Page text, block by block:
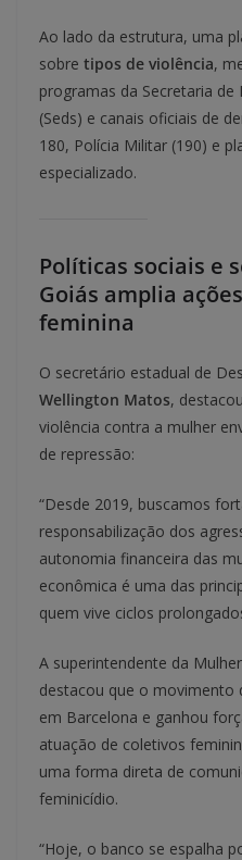
Ao lado da estrutura, uma
sobre tipos de violência,
programas da Secretaria
(Seds) e canais oficiais de
180, Polícia Militar (190) e
especializado.
Políticas sociais e
Goiás amplia
feminina
O secretário estadual de
Wellington Matos,
violência contra a mulher
de repressão:
“Desde 2019, buscamos
responsabilização dos
autonomia financeira das
econômica é uma das
quem vive ciclos
A superintendente da
destacou que o movimento
em Barcelona e ganhou
atuação de coletivos
uma forma direta de
feminicídio.
“Hoje, o banco se espalha